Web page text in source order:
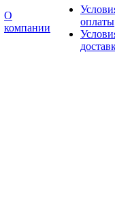
О
компании
оплаты